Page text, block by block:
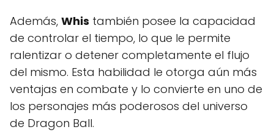
Además, Whis también posee la capacidad
de controlar el tiempo, lo que le permite
ralentizar o detener completamente el flujo
del mismo. Esta habilidad le otorga aún más
ventajas en combate y lo convierte en uno de
los personajes más poderosos del universo
de Dragon Ball.